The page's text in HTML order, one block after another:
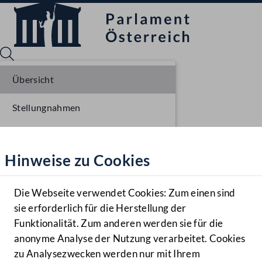
Hilfe
Benutzer
Navigationsmenü öffnen
MENÜ
Hinweise zu Cookies
Die Webseite verwendet Cookies: Zum einen sind
sie erforderlich für die Herstellung der
Funktionalität. Zum anderen werden sie für die
anonyme Analyse der Nutzung verarbeitet. Cookies
zu Analysezwecken werden nur mit Ihrem
Übersicht
Stellungnahmen
Einlangen NR